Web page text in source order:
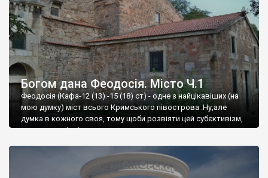
Богом дана Феодосія. Місто Ч.1
Феодосія (Кафа-12 (13) -15 (18) ст) - одне з найцікавіших (на
мою думку) міст всього Кримського півострова .Ну,але
думка в кожного своя, тому щоби розвіяти цей субєктивізм,
запрошую відвідати це